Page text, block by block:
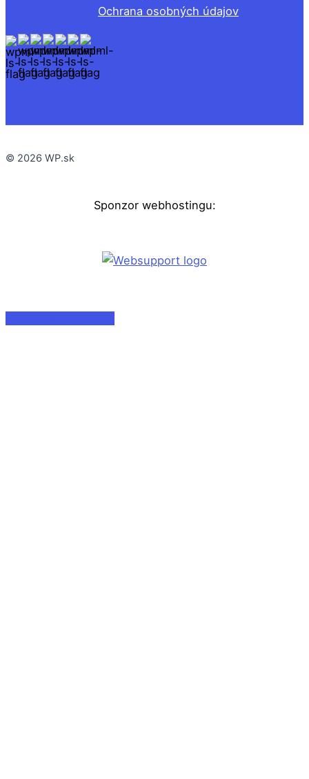
Ochrana osobných údajov
© 2026 WP.sk
Sponzor webhostingu: